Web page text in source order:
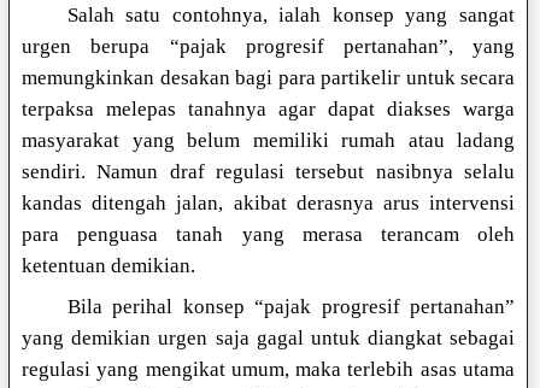
Salah satu contohnya, ialah konsep yang sangat
urgen berupa “pajak progresif pertanahan”, yang
memungkinkan desakan bagi para partikelir untuk secara
terpaksa melepas tanahnya agar dapat diakses warga
masyarakat yang belum memiliki rumah atau ladang
sendiri. Namun draf regulasi tersebut nasibnya selalu
kandas ditengah jalan, akibat derasnya arus intervensi
para penguasa tanah yang merasa terancam oleh
ketentuan demikian.
Bila perihal konsep “pajak progresif pertanahan”
yang demikian urgen saja gagal untuk diangkat sebagai
regulasi yang mengikat umum, maka terlebih asas utama